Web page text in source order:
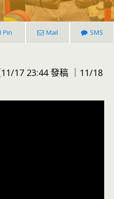
Pin Mail SMS
17 23:44 發稿 ｜11/18